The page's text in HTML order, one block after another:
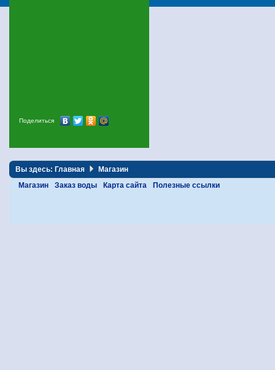
Поделиться
Вы здесь: Главная
Магазин
Магазин
Заказ воды Карта сайта Полезные ссылки